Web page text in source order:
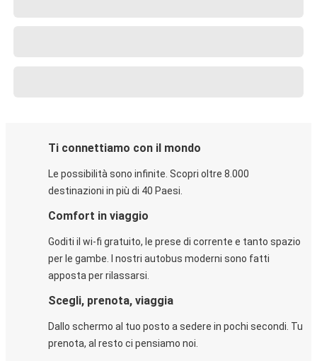
Ti connettiamo con il mondo
Le possibilità sono infinite. Scopri oltre 8.000
destinazioni in più di 40 Paesi.
Comfort in viaggio
Goditi il wi-fi gratuito, le prese di corrente e tanto spazio
per le gambe. I nostri autobus moderni sono fatti
apposta per rilassarsi.
Scegli, prenota, viaggia
Dallo schermo al tuo posto a sedere in pochi secondi. Tu
prenota, al resto ci pensiamo noi.